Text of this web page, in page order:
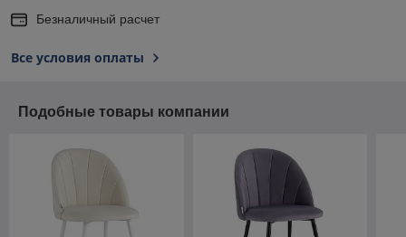
Безналичный расчет
Все условия оплаты
Подобные товары компании